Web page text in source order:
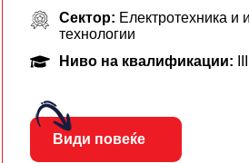
Сектор: Електротехника и
технологии
Ниво на квалификации:
Види повеќе